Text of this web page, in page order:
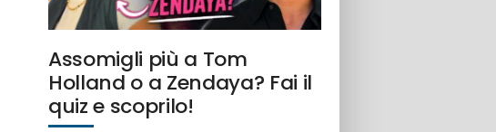
Assomigli più a Tom
Holland o a Zendaya? Fai il
quiz e scoprilo!